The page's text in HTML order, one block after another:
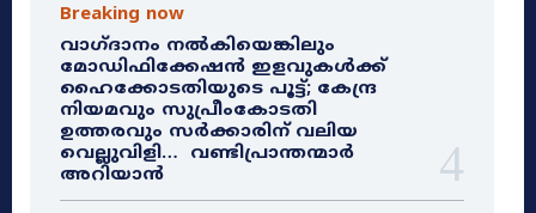
Breaking now
വാഗ്ദാനം നൽകിയെങ്കിലും
മോഡിഫിക്കേഷൻ ഇളവുകൾക്ക്
ഹൈക്കോടതിയുടെ പൂട്ട്; കേന്ദ്ര
നിയമവും സുപ്രീംകോടതി
ഉത്തരവും സർക്കാരിന് വലിയ
വെല്ലുവിളി… വണ്ടിപ്രാന്തന്മാർ
അറിയാൻ